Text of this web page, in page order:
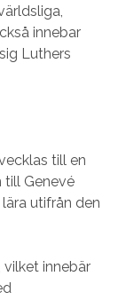
innebar
Luthers
till en
till Genevé
utifrån den
vilket innebär